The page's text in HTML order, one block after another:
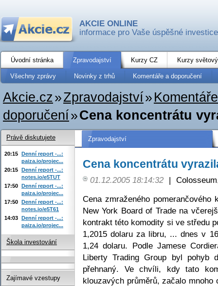
AKCIE ONLINE
informace pro Vaše úspěšné investice
Úvodní stránka Zpravodajství Kurzy CZ Kurzy
Všechny zprávy Novinky z trhů Komentáře a doporučení
Akcie.cz»Zpravodajství»
doporučení»Cena koncentrátu
Zpravodajství
Cena koncentrátu
01.12.2005 18:14:32 |
Cena zmraženého
New York Board of Trade na
kontrakt této komodity si ve středu
1,2015 dolaru za libru, ... dnes v
1,24 dolaru. Podle Jamese
Liberty Trading Group byl pohyb
přehnaný. Ve chvíli, kdy tato
klouzavých průměrů, začalo
Právě diskutujete
20:15 Denní report -...:
paiza.io/projec...
20:15 Denní report -...:
notes.io/e5TUT
17:50 Denní report -...:
paiza.io/projec...
17:50 Denní report -...:
notes.io/e5T61
14:03 Denní report -...:
paiza.io/projec...
Škola investování
Zajímavé vzestupy